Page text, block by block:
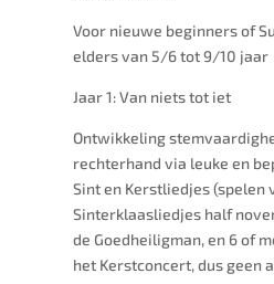
Voor nieuwe beginners of
elders van 5/6 tot 9/10 jaar
Jaar 1: Van niets tot iet
Ontwikkeling
rechterhand via leuke en
Sint en Kerstliedjes (spelen
Sinterklaasliedjes half
de Goedheiligman, en 6 of
het Kerstconcert, dus geen